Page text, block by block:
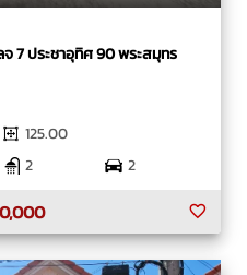
7 ประชาอุทิศ 90 พระสมุทร
125.00
2
2